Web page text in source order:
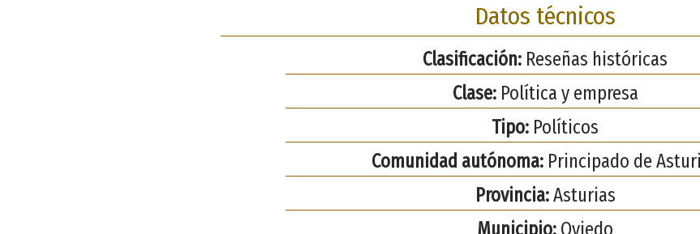
Datos técnicos
Clasificación: Reseñas históricas
Clase:Política y empresa
Tipo: Políticos
Comunidad autónoma: Principado de
Provincia:Asturias
Municipio: Oviedo